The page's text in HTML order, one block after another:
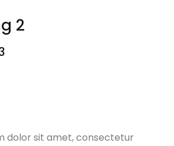
2
dolor sit amet, consectetur